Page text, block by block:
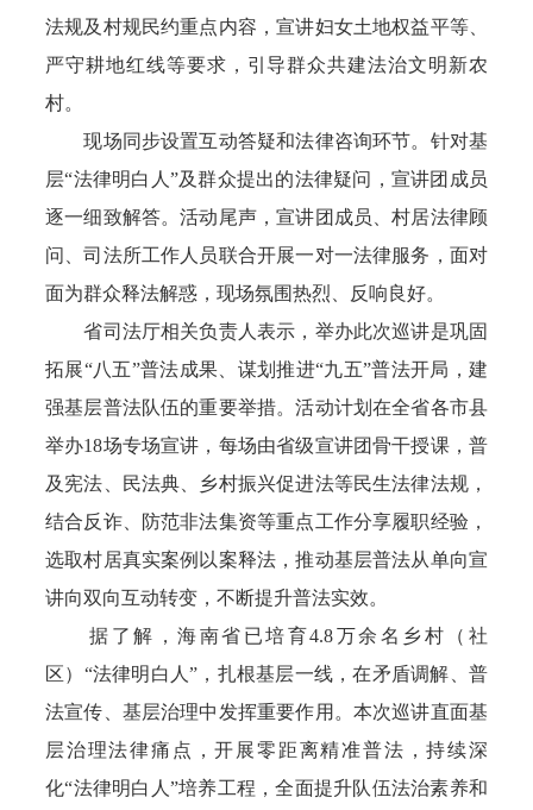
法规及村规民约重点内容，宣讲妇女土地权益平等、
严守耕地红线等要求，引导群众共建法治文明新农
村。
现场同步设置互动答疑和法律咨询环节。针对基
层“法律明白人”及群众提出的法律疑问，宣讲团成员
逐一细致解答。活动尾声，宣讲团成员、村居法律顾
问、司法所工作人员联合开展一对一法律服务，面对
面为群众释法解惑，现场氛围热烈、反响良好。
省司法厅相关负责人表示，举办此次巡讲是巩固
拓展“八五”普法成果、谋划推进“九五”普法开局，建
强基层普法队伍的重要举措。活动计划在全省各市县
举办18场专场宣讲，每场由省级宣讲团骨干授课，普
及宪法、民法典、乡村振兴促进法等民生法律法规，
结合反诈、防范非法集资等重点工作分享履职经验，
选取村居真实案例以案释法，推动基层普法从单向宣
讲向双向互动转变，不断提升普法实效。
据了解，海南省已培育4.8万余名乡村（社
区）“法律明白人”，扎根基层一线，在矛盾调解、普
法宣传、基层治理中发挥重要作用。本次巡讲直面基
层治理法律痛点，开展零距离精准普法，持续深
化“法律明白人”培养工程，全面提升队伍法治素养和